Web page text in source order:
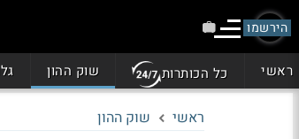
הירשמו
ראשי כל הכותרות שוק ההון
ראשי שוק ההון